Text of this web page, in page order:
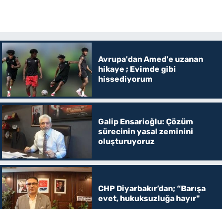
Avrupa'dan Amed'e uzanan
hikaye ; Evimde gibi
hissediyorum
Galip Ensarioğlu: Çözüm
sürecinin yasal zeminini
oluşturuyoruz
CHP Diyarbakır’dan; “Barışa
evet, hukuksuzluğa hayır"